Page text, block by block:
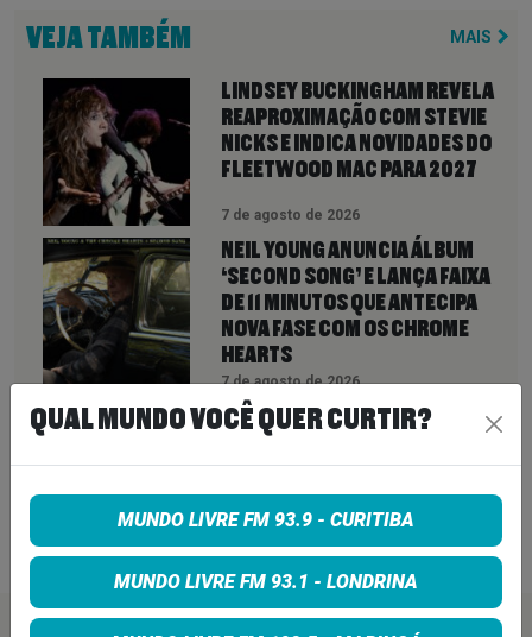
VEJA TAMBÉM MAIS
LINDSEY BUCKINGHAM REVELA
REAPROXIMAÇÃO COM STEVIE
NICKS E INDICA NOVIDADES DO
FLEETWOOD MAC PARA 2027
7 de agosto de 2026
NEIL YOUNG ANUNCIA ÁLBUM
‘SECOND SONG’ E LANÇA FAIXA
DE 11 MINUTOS QUE ANTECIPA
NOVA FASE COM OS CHROME
HEARTS
7 de agosto de 2026
PETER KATSIS, EMPRESÁRIO DO
KORN, LIMP BIZKIT E SMASHING
PUMPKINS, MORRE AOS 69 ANOS
QUAL MUNDO VOCÊ QUER CURTIR?
MUNDO LIVRE FM 93.9 - CURITIBA
MUNDO LIVRE FM 93.1 - LONDRINA